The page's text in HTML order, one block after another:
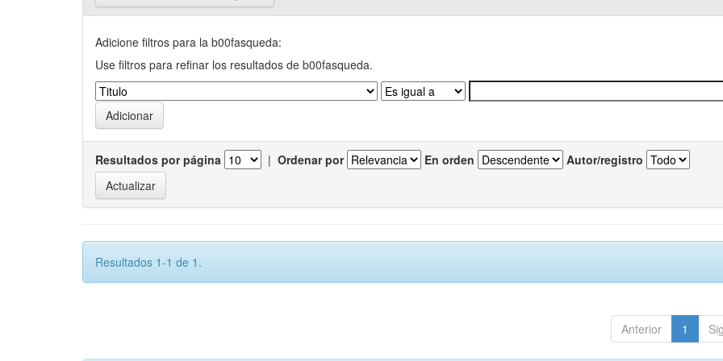
Adicione filtros para la b00fasqueda:
Use filtros para refinar los resultados de b00fasqueda.
Resultados por página | Ordenar por En orden Autor/registro
Resultados 1-1 de 1.
Anterior 1